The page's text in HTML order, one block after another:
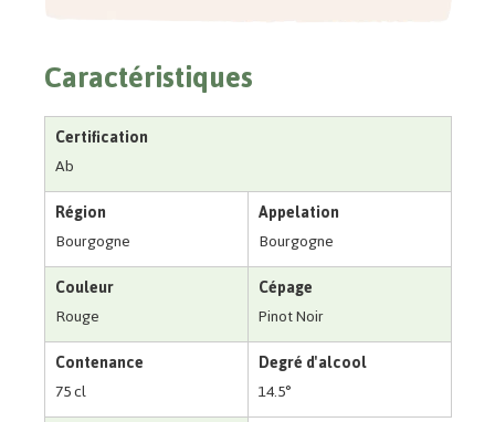
Caractéristiques
Certification
Ab
Région
Bourgogne
Appelation
Bourgogne
Couleur
Rouge
Cépage
Pinot Noir
Contenance
75 cl
Degré d'alcool
14.5°